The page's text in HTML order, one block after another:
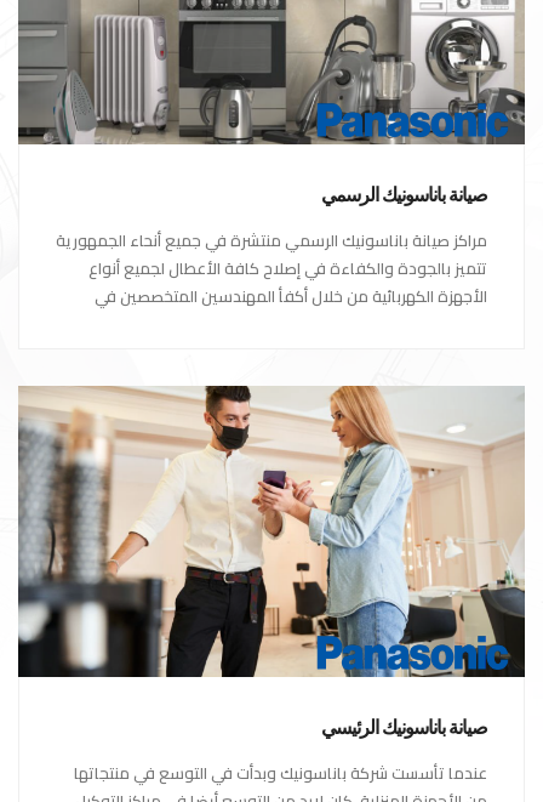
صيانة باناسونيك الرسمي
مراكز صيانة باناسونيك الرسمي منتشرة في جميع أنحاء الجمهورية
تتميز بالجودة والكفاءة في إصلاح كافة الأعطال لجميع أنواع
الأجهزة الكهربائية من خلال أكفأ المهندسين المتخصصين في
صيانة باناسونيك الرئيسي
عندما تأسست شركة باناسونيك وبدأت في التوسع في منتجاتها